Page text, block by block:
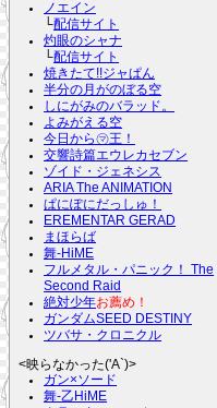
ノエイン
└配信サイト
灼眼のシャナ
└配信サイト
焼きたて!!ジャぱん
半分の月がのぼる空
しにがみのバラッド。
よみがえる空
今日から㋮王！
交響詩篇エウレカセブン
ゾイド・ジェネシス
ARIA The ANIMATION
ぱにぽにだっしゅ！
EREMENTAR GERAD
まほらば
舞-HiME
フルメタル・パニック！ The
Second Raid
絶対少年お薦め！
ガンダムSEED DESTINY
ツバサ・クロニクル
<映らなかった('A`)>
ガン×ソード
舞-乙HiME